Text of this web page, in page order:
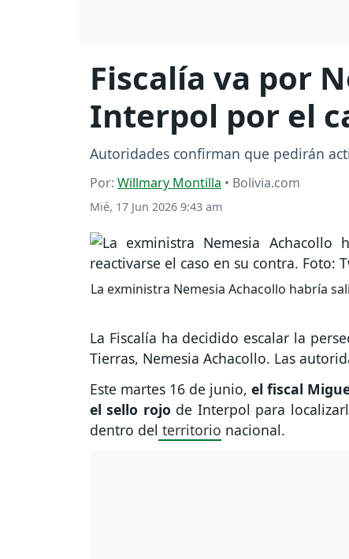
Fiscalía va por
Interpol por el
Autoridades confirman que pedirán
Por: Willmary Montilla • Bolivia.com
Mié, 17 Jun 2026 9:43 am
La exministra Nemesia Achacollo habría
La Fiscalía ha decidido escalar la
Tierras, Nemesia Achacollo. Las
Este martes 16 de junio, el fiscal
el sello rojo de Interpol para
dentro del territorio nacional.